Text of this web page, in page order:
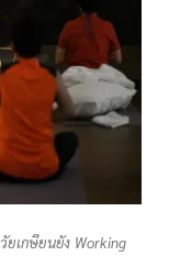
เกษียนยัง Working